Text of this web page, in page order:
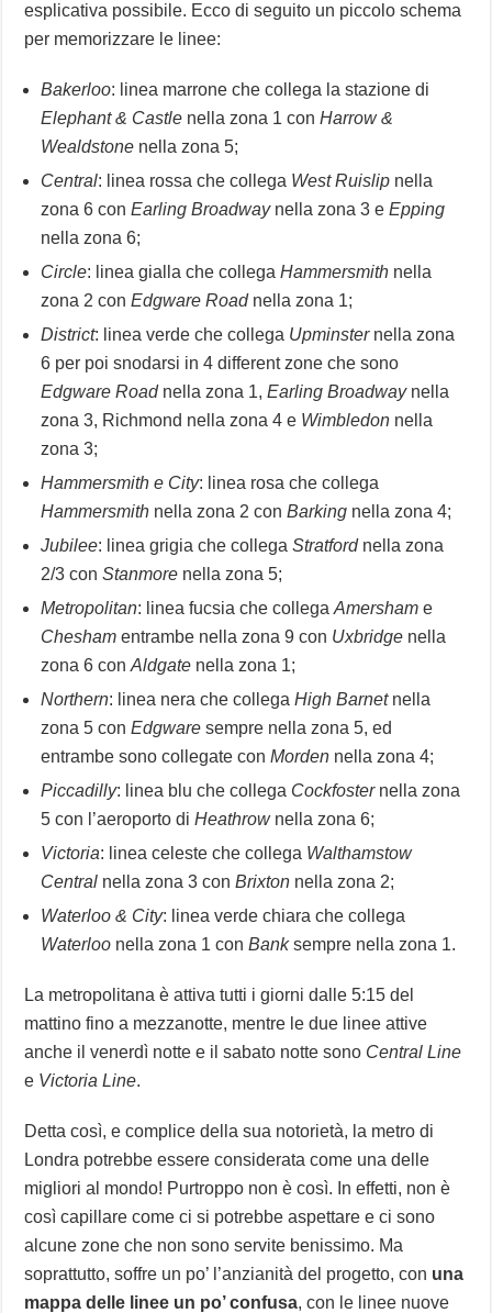
esplicativa possibile. Ecco di seguito un piccolo schema
per memorizzare le linee:
Bakerloo: linea marrone che collega la stazione di
Elephant & Castle nella zona 1 conHarrow &
Wealdstone nella zona 5;
Central: linea rossa che collega West Ruislip nella
zona 6 conEarling Broadwaynella zona 3 eEpping
nella zona 6;
Circle: linea gialla che collegaHammersmith nella
zona 2 conEdgware Roadnella zona 1;
District: linea verde che collega Upminsternella zona
6 per poi snodarsi in 4 different zone che sono
Edgware Roadnella zona 1,Earling Broadwaynella
zona 3, Richmond nella zona 4 e Wimbledon nella
zona 3;
Hammersmith e City: linea rosa che collega
Hammersmith nella zona 2 conBarking nella zona 4;
Jubilee: linea grigia che collegaStratfordnella zona
2/3 conStanmore nella zona 5;
Metropolitan: linea fucsia che collegaAmersham e
Chesham entrambe nella zona 9 con Uxbridge nella
zona 6 conAldgate nella zona 1;
Northern: linea nera che collegaHigh Barnetnella
zona 5 conEdgware sempre nella zona 5, ed
entrambe sono collegate conMorden nella zona 4;
Piccadilly: linea blu che collega Cockfosternella zona
5 con l’aeroporto diHeathrownella zona 6;
Victoria: linea celeste che collega Walthamstow
Central nella zona 3 conBrixton nella zona 2;
Waterloo & City: linea verde chiara che collega
Waterloo nella zona 1 conBanksempre nella zona 1.
La metropolitana è attiva tutti i giorni dalle 5:15 del
mattino fino a mezzanotte, mentre le due linee attive
anche il venerdì notte e il sabato notte sono Central Line
e Victoria Line.
Detta così, e complice della sua notorietà, la metro di
Londra potrebbe essere considerata come una delle
migliori al mondo! Purtroppo non è così. In effetti, non è
così capillare come ci si potrebbe aspettare e ci sono
alcune zone che non sono servite benissimo. Ma
soprattutto, soffre un po’ l’anzianità del progetto, con una
mappa delle linee un po’ confusa, con le linee nuove